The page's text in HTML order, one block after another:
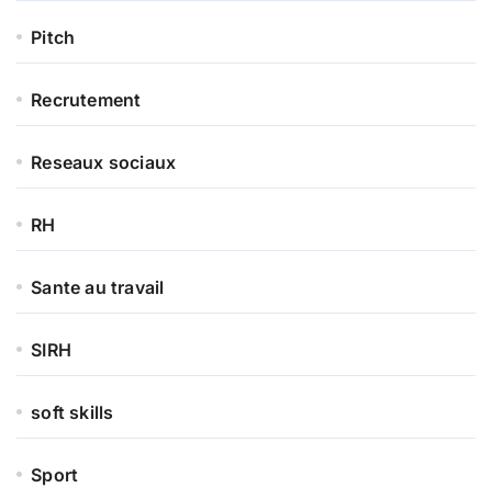
Pitch
Recrutement
Reseaux sociaux
RH
Sante au travail
SIRH
soft skills
Sport